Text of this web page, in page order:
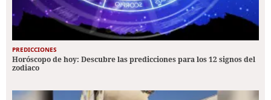
PREDICCIONES
Horóscopo de hoy: Descubre las predicciones para los 12 signos del
zodiaco